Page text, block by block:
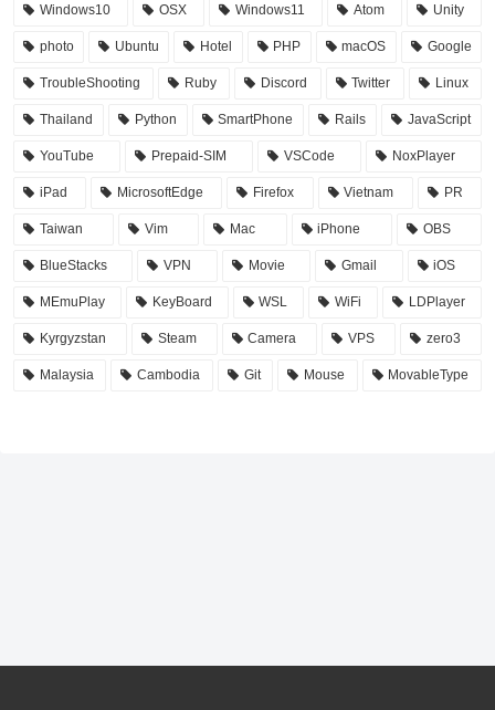
Windows10 OSX Windows11 Atom Unity
photo Ubuntu Hotel PHP macOS Google
TroubleShooting Ruby Discord Twitter Linux
Thailand Python SmartPhone Rails JavaScript
YouTube Prepaid-SIM VSCode NoxPlayer
iPad MicrosoftEdge Firefox Vietnam PR
Taiwan Vim Mac iPhone OBS
BlueStacks VPN Movie Gmail iOS
MEmuPlay KeyBoard WSL WiFi LDPlayer
Kyrgyzstan Steam Camera VPS zero3
Malaysia Cambodia Git Mouse MovableType